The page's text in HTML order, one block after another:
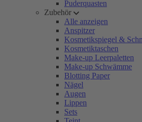
Puderquasten
Zubehör
Alle anzeigen
Anspitzer
Kosmetikspiegel &
Kosmetiktaschen
Make-up Leerpaletten
Make-up Schwämme
Blotting Paper
Nägel
Augen
Lippen
Sets